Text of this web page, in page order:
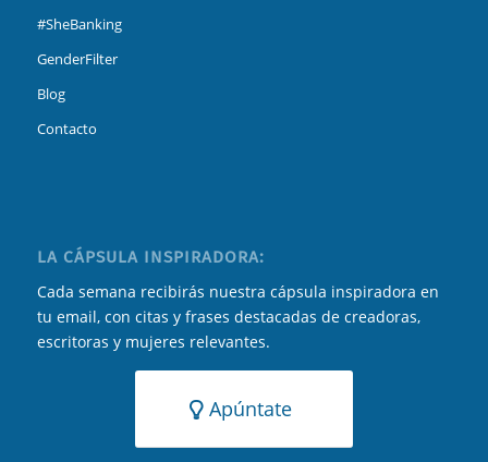
#SheBanking
GenderFilter
Blog
Contacto
LA CÁPSULA INSPIRADORA:
Cada semana recibirás nuestra cápsula inspiradora en
tu email, con citas y frases destacadas de creadoras,
escritoras y mujeres relevantes.
Apúntate